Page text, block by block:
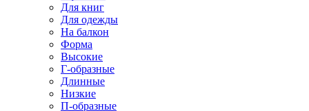
Для книг
Для одежды
На балкон
Форма
Высокие
Г-образные
Длинные
Низкие
П-образные